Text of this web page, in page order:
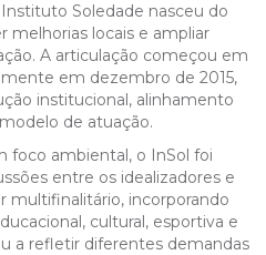
Soledade nasceu do
melhorias locais e ampliar
A articulação começou em
em dezembro de 2015,
institucional, alinhamento
de atuação.
foco ambiental, o InSol foi
entre os idealizadores e
multifinalitário, incorporando
cultural, esportiva e
a refletir diferentes demandas